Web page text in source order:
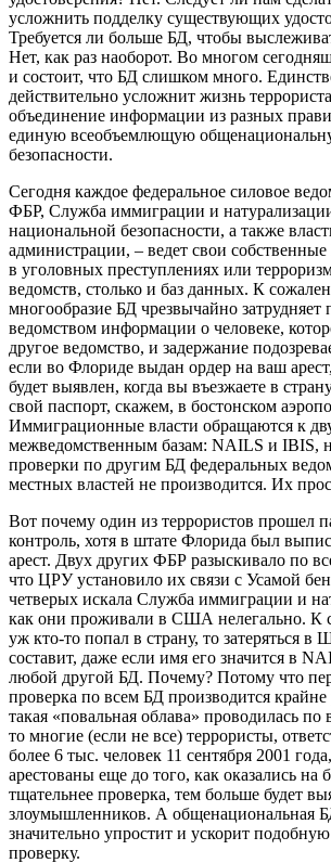
усложнить подделку существующих
Требуется ли больше БД, чтобы
Нет, как раз наоборот. Во многом
и состоит, что БД слишком много.
действительно усложнит жизнь
объединение информации из разных
единую всеобъемлющую
безопасности.
Сегодня каждое федеральное силовое
ФБР, Служба иммиграции и
национальной безопасности, а также
администрации, – ведет свои
в уголовных преступлениях или
ведомств, столько и баз данных. К
многообразие БД чрезвычайно
ведомством информации о человеке,
другое ведомство, и задержание
если во Флориде выдан ордер на ваш
будет выявлен, когда вы въезжаете в
свой паспорт, скажем, в бостонском
Иммиграционные власти обращаются к
межведомственным базам: NAILS и IBIS,
проверки по другим БД федеральных
местных властей не производится. Их
Вот почему один из террористов прошел
контроль, хотя в штате Флорида был
арест. Двух других ФБР разыскивало по
что ЦРУ установило их связи с Усамой
четверых искала Служба иммиграции и
как они проживали в США нелегально. К
уж кто-то попал в страну, то затеряться в
составит, даже если имя его значится в
любой другой БД. Почему? Потому что
проверка по всем БД производится
такая «повальная облава» проводилась по
то многие (если не все) террористы,
более 6 тыс. человек 11 сентября 2001
арестованы еще до того, как оказались на
тщательнее проверка, тем больше будет
злоумышленников. А общенациональная
значительно упростит и ускорит
проверку.